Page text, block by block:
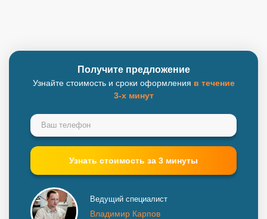
Получите предложение
Узнайте стоимость и сроки оформления в течение
3-х минут
Ведущий специалист
Владимир Карпов